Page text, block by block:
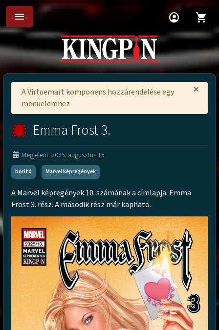
menu account_circle shopping_cart
×
A Virtuemart komponens hozzárendelése egy
menüelemhez
Emma Frost 3.
Megjelent: 2025. augusztus 15
borító Marvel képregények
A Marvel képregények 10. számának a címlapja. Emma
Frost 3. rész. A második rész már kapható.